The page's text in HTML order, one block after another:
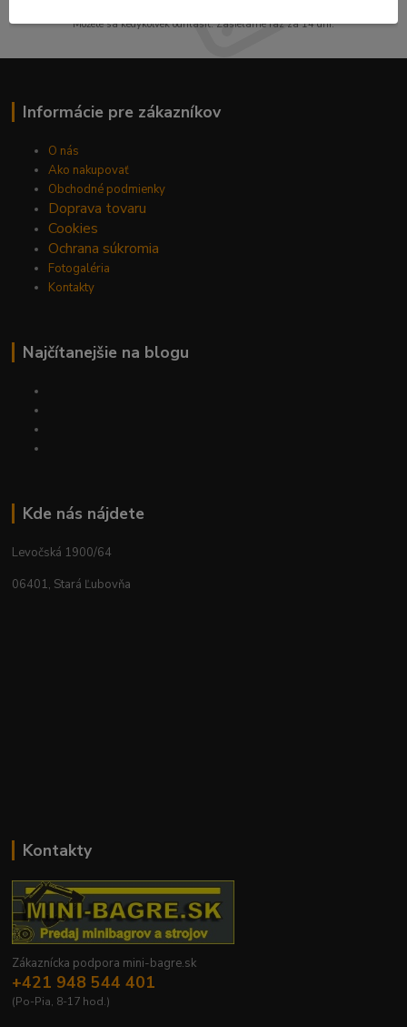
Môžete sa kedykoľvek odhlásiť. Zasielame raz za 14 dní.
Informácie pre zákazníkov
O nás
Ako nakupovať
Obchodné podmienky
Doprava tovaru
Cookies
Ochrana súkromia
Fotogaléria
Kontakty
Najčítanejšie na blogu
Kde nás nájdete
Levočská 1900/64
06401, Stará Ľubovňa
Kontakty
Zákaznícka podpora mini-bagre.sk
+421 948 544 401
(Po-Pia, 8-17 hod.)